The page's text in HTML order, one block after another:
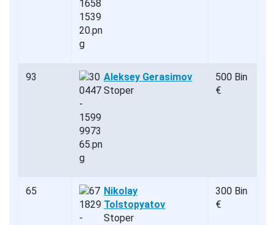
93
Aleksey Gerasimov
Stoper
500 Bin
€
65
Nikolay
Tolstopyatov
Stoper
300 Bin
€